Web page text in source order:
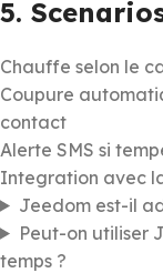
5.
Chauffe selon le
Coupure
contact
Alerte SMS si
Integration avec
Jeedom est-il
Peut-on utiliser
temps ?